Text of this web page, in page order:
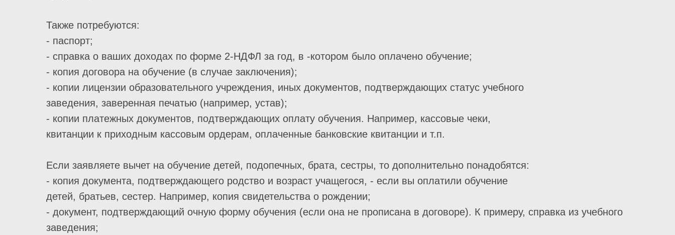
Также потребуются:
- паспорт;
- справка о ваших доходах по форме 2-НДФЛ за год, в -котором было оплачено обучение;
- копия договора на обучение (в случае заключения);
- копии лицензии образовательного учреждения, иных документов, подтверждающих статус учебного
заведения, заверенная печатью (например, устав);
- копии платежных документов, подтверждающих оплату обучения. Например, кассовые чеки,
квитанции к приходным кассовым ордерам, оплаченные банковские квитанции и т.п.
Если заявляете вычет на обучение детей, подопечных, брата, сестры, то дополнительно понадобятся:
- копия документа, подтверждающего родство и возраст учащегося, - если вы оплатили обучение
детей, братьев, сестер. Например, копия свидетельства о рождении;
- документ, подтверждающий очную форму обучения (если она не прописана в договоре). К примеру, справка из учебного
заведения;